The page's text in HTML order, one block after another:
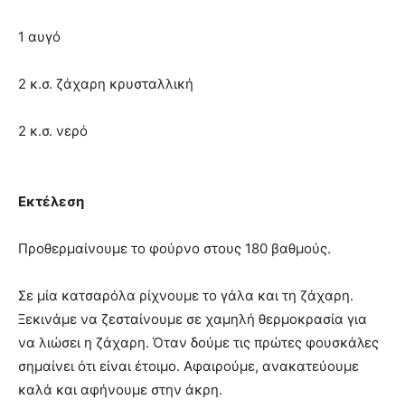
1 αυγό
2 κ.σ. ζάχαρη κρυσταλλική
2 κ.σ. νερό
Εκτέλεση
Προθερμαίνουμε το φούρνο στους 180 βαθμούς.
Σε μία κατσαρόλα ρίχνουμε το γάλα και τη ζάχαρη.
Ξεκινάμε να ζεσταίνουμε σε χαμηλή θερμοκρασία για
να λιώσει η ζάχαρη. Όταν δούμε τις πρώτες φουσκάλες
σημαίνει ότι είναι έτοιμο. Αφαιρούμε, ανακατεύουμε
καλά και αφήνουμε στην άκρη.